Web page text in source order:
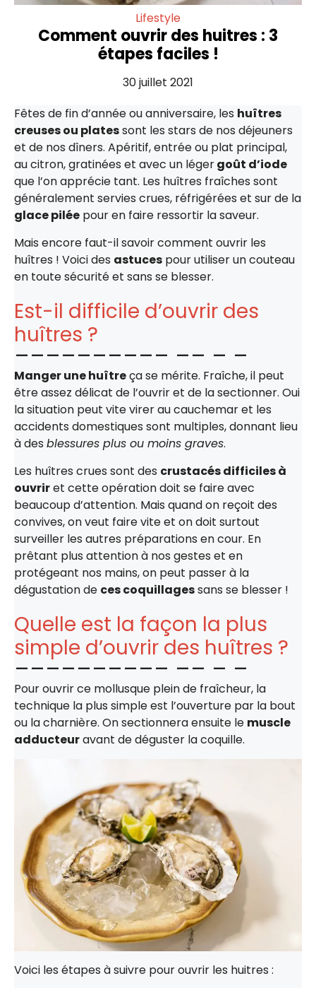
Lifestyle
Comment ouvrir des huitres : 3
étapes faciles !
30 juillet 2021
Fêtes de fin d’année ou anniversaire, les huîtres
creuses ou platessont les stars de nos déjeuners
et de nos dîners. Apéritif, entrée ou plat principal,
au citron, gratinées et avec un légergoût d’iode
que l’on apprécie tant. Les huîtres fraîches sont
généralement servies crues, réfrigérées et sur de la
glace pilée pour en faire ressortir la saveur.
Mais encore faut-il savoir comment ouvrir les
huîtres ! Voici des astuces pour utiliser un couteau
en toute sécurité et sans se blesser.
Est-il difficile d’ouvrir des
huîtres ?
Manger une huîtreça se mérite. Fraîche, il peut
être assez délicat de l’ouvrir et de la sectionner. Oui
la situation peut vite virer au cauchemar et les
accidents domestiques sont multiples, donnant lieu
à des blessures plus ou moins graves.
Les huîtres crues sont des crustacés difficiles à
ouvriret cette opération doit se faire avec
beaucoup d’attention. Mais quand on reçoit des
convives, on veut faire vite et on doit surtout
surveiller les autres préparations en cour. En
prêtant plus attention à nos gestes et en
protégeant nos mains, on peut passer à la
dégustation de ces coquillagessans se blesser !
Quelle est la façon la plus
simple d’ouvrir des huîtres ?
Pour ouvrir ce mollusque plein de fraîcheur, la
technique la plus simple est l’ouverture par la bout
ou la charnière. On sectionnera ensuite le muscle
adducteuravant de déguster la coquille.
Voici les étapes à suivre pour ouvrir les huitres :